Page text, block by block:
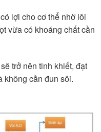
lợi cho cơ thể nhờ lõi
vừa có khoáng chất cần
trở nên tinh khiết, đạt
không cần đun sôi.